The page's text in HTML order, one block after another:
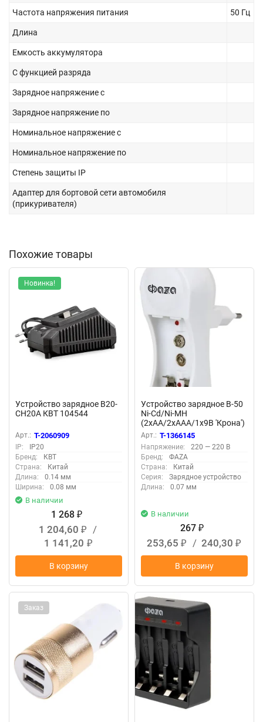
Частота напряжения питания 50 Гц
Длина
Емкость аккумулятора
С функцией разряда
Зарядное напряжение с
Зарядное напряжение по
Номинальное напряжение с
Номинальное напряжение по
Степень защиты IP
Адаптер для бортовой сети автомобиля
(прикуривателя)
Похожие товары
Новинка!
Устройство зарядное B20-
CH20A КВТ 104544
Арт.: T-2060909
IP:
IP20
Бренд:
КВТ
Страна:
Китай
Длина:
0.14 мм
Ширина:
0.08 мм
В наличии
1 268 ₽
1 204,60 ₽
/
1 141,20 ₽
В корзину
Устройство зарядное B-50
Ni-Cd/Ni-MH
(2хAA/2хAAA/1х9В 'Крона')
индикатор зарядки
складывающ. вилка ФАZА
2858726
Арт.: T-1366145
Напряжение:
220 — 220 В
Бренд:
ФАZА
Страна:
Китай
Серия:
Зарядное устройство
Длина:
0.07 мм
В наличии
267 ₽
253,65 ₽ / 240,30 ₽
В корзину
Заказ